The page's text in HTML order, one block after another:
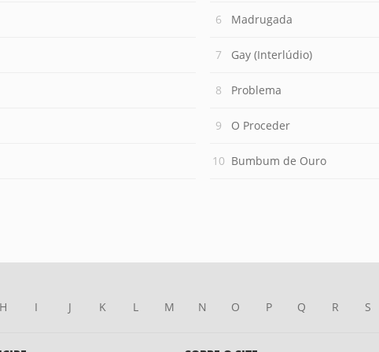
Madrugada
Gay (Interlúdio)
Problema
O Proceder
Bumbum de Ouro
H I J K L M N O P Q R S